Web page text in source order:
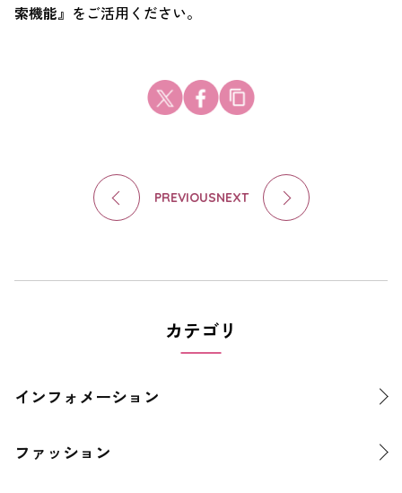
索機能』 をご活用ください。
PREVIOUSNEXT
カテゴリ
インフォメーション
ファッション